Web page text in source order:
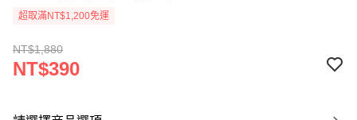
超取滿NT$1,200免運
NT$1,880
NT$390